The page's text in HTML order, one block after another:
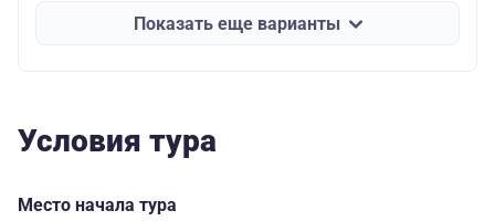
Показать еще варианты
Условия тура
Место начала тура